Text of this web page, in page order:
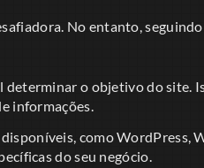
No entanto,
determinar o objetivo do site.
informações.
como WordPress,
do seu negócio.